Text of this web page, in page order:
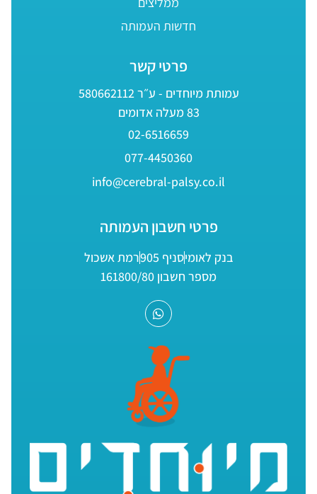
חדשות העמותה
פרטי קשר
עמותת מיוחדים - ע״ר 580662112
83 מעלה אדומים
02-6516659
077-4450360
info@cerebral-palsy.co.il
פרטי חשבון העמותה
בנק לאומיסניף 905
רמת אשכול
מספר חשבון 161800/80